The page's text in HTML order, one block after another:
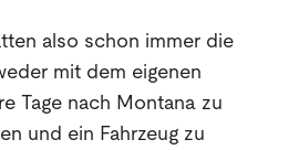
also schon immer die
mit dem eigenen
Tage nach Montana zu
und ein Fahrzeug zu